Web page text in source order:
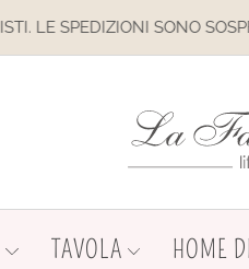
IL
TAVOLA HOME